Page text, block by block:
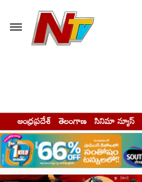
ఆంధ్రప్రదేశ్ తెలంగాణ సినిమా న్యూస్